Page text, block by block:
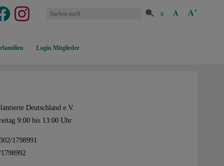
Login Mitglieder
A- A A+
Deutschland e.V.
9:00 bis 13:00 Uhr
1798991